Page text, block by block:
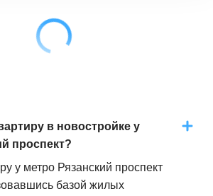
в новостройке у
проспект?
у метро Рязанский проспект
базой жилых